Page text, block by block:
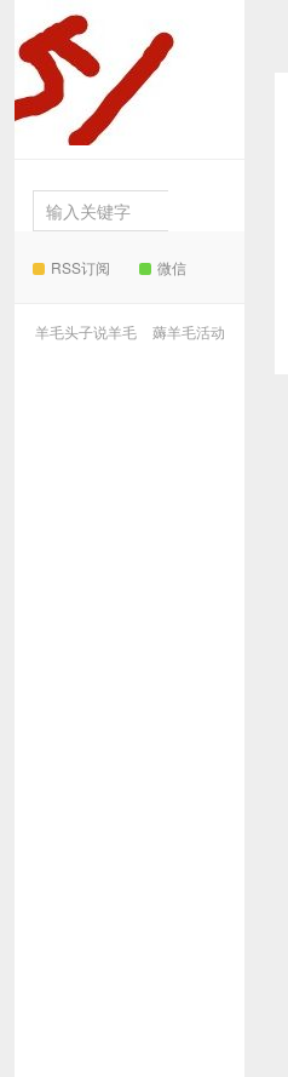
RSS订阅 微信
羊毛头子说羊毛 薅羊毛活动